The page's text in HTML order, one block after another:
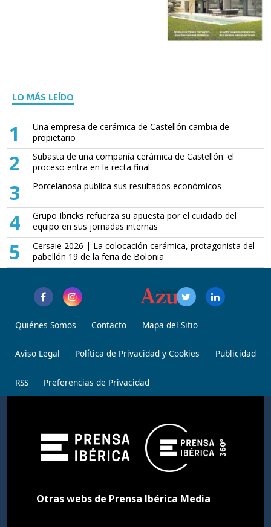
LO MÁS LEÍDO
1
Una empresa de cerámica de Castellón cambia de
propietario
2
Subasta de una compañía cerámica de Castellón: el
proceso entra en la recta final
3 Porcelanosa publica sus resultados económicos
4
Grupo Ibricks refuerza su apuesta por el cuidado del
equipo en sus jornadas internas
5
Cersaie 2026 | La colocación cerámica, protagonista del
pabellón 19 de la feria de Bolonia
Quiénes Somos Contacto Mapa del Sitio
Aviso Legal Política de Privacidad y Cookies Publicidad
RSS Preferencias de Privacidad
Otras webs de Prensa Ibérica Media